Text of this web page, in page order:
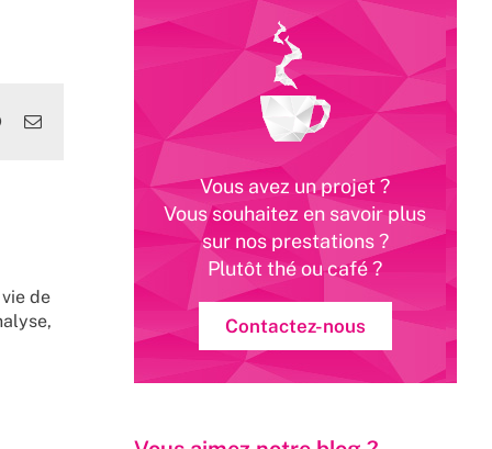
WhatsApp
Email
de
Vous avez un projet ?
Vous souhaitez en savoir plus
sur nos prestations ?
Plutôt thé ou café ?
Contactez-nous